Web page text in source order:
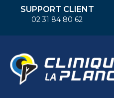
SUPPORT CLIENT
02 31 84 80 62